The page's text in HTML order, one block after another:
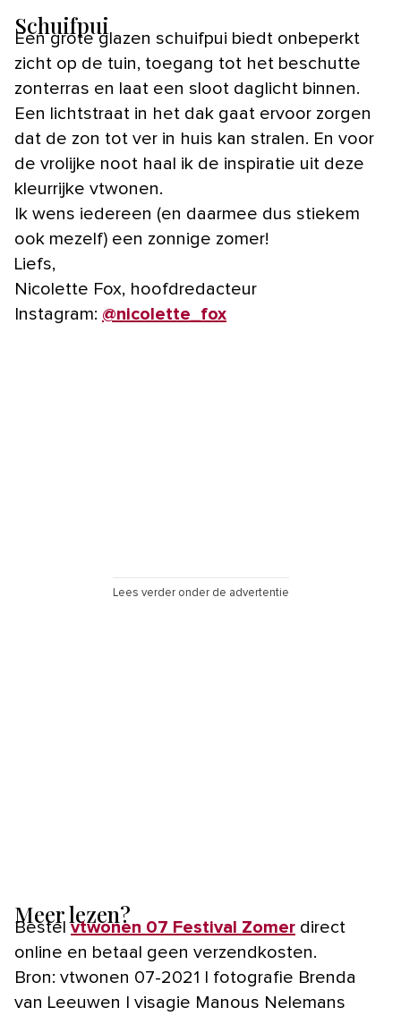
Schuifpui
Een grote glazen schuifpui biedt onbeperkt
zicht op de tuin, toegang tot het beschutte
zonterras en laat een sloot daglicht binnen.
Een lichtstraat in het dak gaat ervoor zorgen
dat de zon tot ver in huis kan stralen. En voor
de vrolijke noot haal ik de inspiratie uit deze
kleurrijke vtwonen.
Ik wens iedereen (en daarmee dus stiekem
ook mezelf) een zonnige zomer!
Liefs,
Nicolette Fox, hoofdredacteur
Instagram: @nicolette_fox
Lees verder onder de advertentie
Meer lezen?
Bestelvtwonen 07 Festival Zomer direct
online en betaal geen verzendkosten.
Bron: vtwonen 07-2021 | fotografie Brenda
van Leeuwen | visagie Manous Nelemans